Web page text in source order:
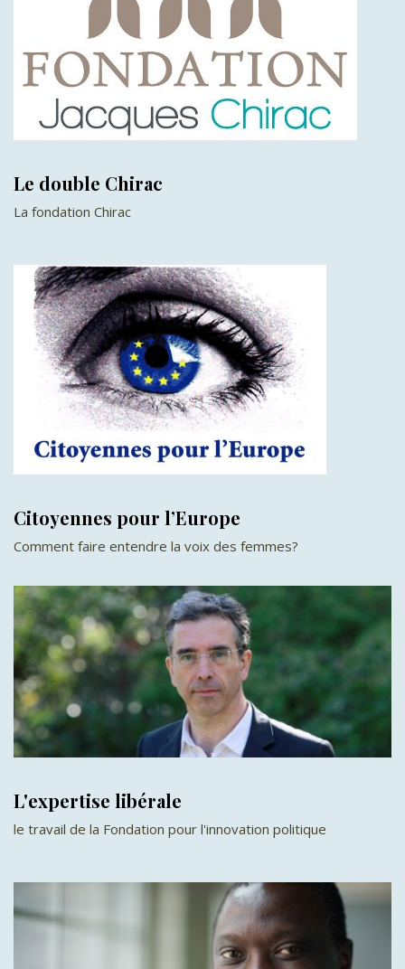
Le double Chirac
La fondation Chirac
Citoyennes pour l’Europe
Comment faire entendre la voix des femmes?
L'expertise libérale
le travail de la Fondation pour l'innovation politique